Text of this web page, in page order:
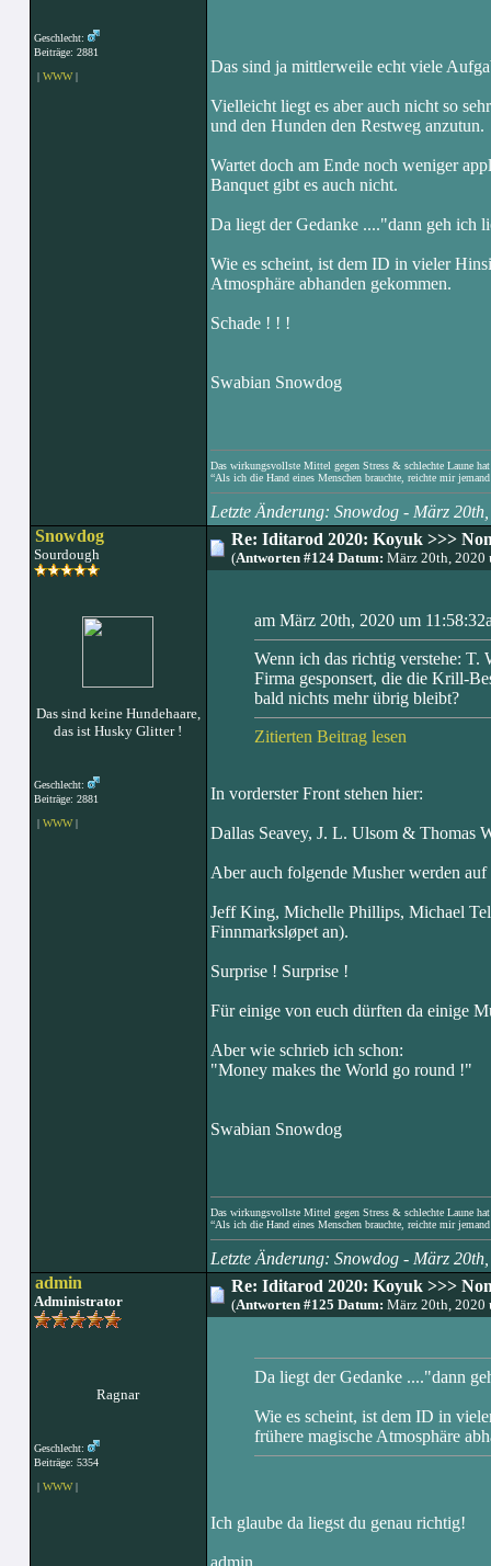
Geschlecht:
Beiträge: 2881
| WWW|
Das sind ja mittlerweile echt viele
Vielleicht liegt es aber auch nicht so
und den Hunden den Restweg anzutun.
Wartet doch am Ende noch weniger
Banquet gibt es auch nicht.
Da liegt der Gedanke ...."dann geh ich
Wie es scheint, ist dem ID in vieler
Atmosphäre abhanden gekommen.
Schade ! ! !
Swabian Snowdog
Das wirkungsvollste Mittel gegen Stress & schlechte Laune
“Als ich die Hand eines Menschen brauchte, reichte mir jemand
Letzte Änderung: Snowdog - März
Snowdog
Sourdough
Das sind keine Hundehaare,
das ist Husky Glitter !
Geschlecht:
Beiträge: 2881
| WWW|
Re: Iditarod 2020: Koyuk >>>
(Antworten #124 Datum: März 20th, 2020
am März 20th, 2020 um
Wenn ich das richtig verstehe: T.
Firma gesponsert, die die Krill-
bald nichts mehr übrig bleibt?
Zitierten Beitrag lesen
In vorderster Front stehen hier:
Dallas Seavey, J. L. Ulsom & Thomas
Aber auch folgende Musher werden
Jeff King, Michelle Phillips, Michael
Finnmarksløpet an).
Surprise ! Surprise !
Für einige von euch dürften da einige
Aber wie schrieb ich schon:
"Money makes the World go round !"
Swabian Snowdog
Das wirkungsvollste Mittel gegen Stress & schlechte Laune
“Als ich die Hand eines Menschen brauchte, reichte mir jemand
Letzte Änderung: Snowdog - März
admin
Administrator
Ragnar
Geschlecht:
Beiträge: 5354
| WWW|
Re: Iditarod 2020: Koyuk >>>
(Antworten #125 Datum: März 20th, 2020
Da liegt der Gedanke ...."dann
Wie es scheint, ist dem ID in
frühere magische Atmosphäre
Ich glaube da liegst du genau richtig!
admin